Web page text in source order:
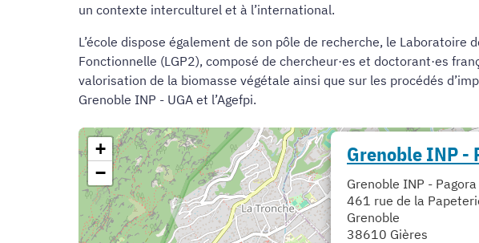
un contexte interculturel et à l’international.
L’école dispose également de son pôle de recherche, le
Fonctionnelle (LGP2), composé de chercheur·es et doctorant·es
valorisation de la biomasse végétale ainsi que sur les procédés
Grenoble INP - UGA et l’Agefpi.
Grenoble INP -
Grenoble INP - Pagora
461 rue de la
Grenoble
38610 Gières
+
−